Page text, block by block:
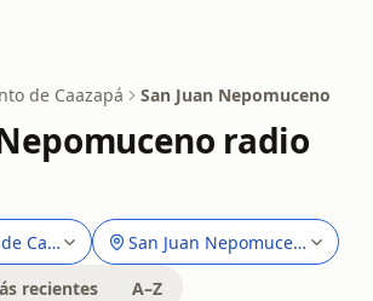
de Caazapá San Juan Nepomuceno
radio
Caazapá San Juan Nepomuceno
recientes A–Z